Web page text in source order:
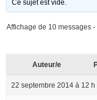
Ce sujet est vide.
Affichage de 10 messages
Auteur/e
22 septembre 2014 à 12 h